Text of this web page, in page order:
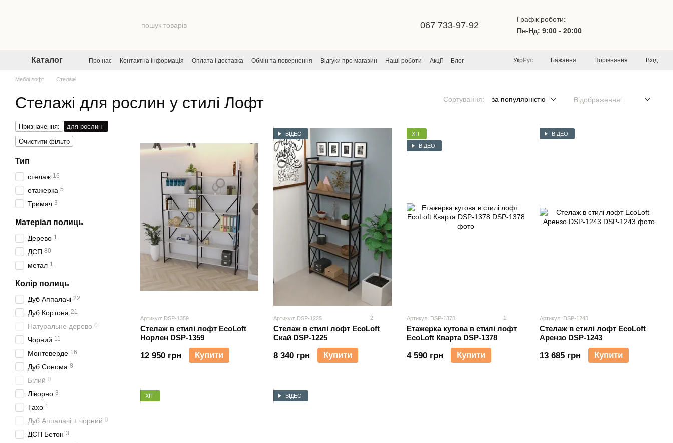
067 733-97-92
Графік роботи:
Пн-Нд: 9:00 - 20:00
Каталог Про нас Контактна інформація Оплата і доставка Обмін та повернення Відгуки про магазин Наші роботи Акції
Блог
УкрРус Бажання Порівняння Вхід
Меблі лофт Стелажі
Стелажі для рослин у стилі Лофт Сортування: за популярністю Відображення:
Артикул: DSP-1359
Стелаж в стилі лофт EcoLoft
Норлен DSP-1359
12 950 грн Купити
ВІДЕО
Артикул: DSP-1225 2
Стелаж в стилі лофт EcoLoft
Скай DSP-1225
8 340 грн Купити
ХІТ
ВІДЕО
Артикул: DSP-1378 1
Етажерка кутова в стилі лофт
EcoLoft Кварта DSP-1378
4 590 грн Купити
ВІДЕО
Артикул: DSP-1243
Стелаж в стилі лофт EcoLoft
Арензо DSP-1243
13 685 грн Купити
ХІТ ВІДЕО
Призначення:
для рослин
Очистити фільтр
Тип
стелаж 16
етажерка 5
Тримач 3
Матеріал полиць
Дерево 1
ДСП 80
метал 1
Колір полиць
Дуб Аппалачі 22
Дуб Кортона 21
Натуральне дерево 0
Чорний 11
Монтеверде 16
Дуб Сонома 8
Білий 0
Ліворно 3
Тахо 1
Дуб Аппалачі + чорний 0
ДСП Бетон 3